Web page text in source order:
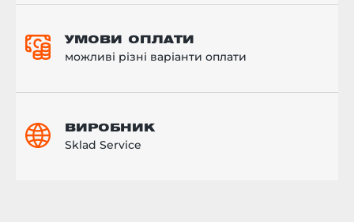
УМОВИ ОПЛАТИ
можливі різні варіанти оплати
ВИРОБНИК
Sklad Service